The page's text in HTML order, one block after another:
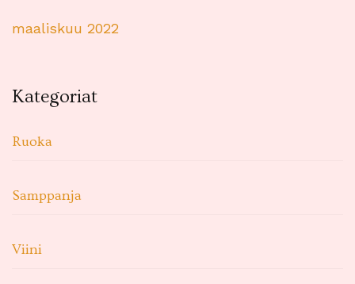
maaliskuu 2022
Kategoriat
Ruoka
Samppanja
Viini